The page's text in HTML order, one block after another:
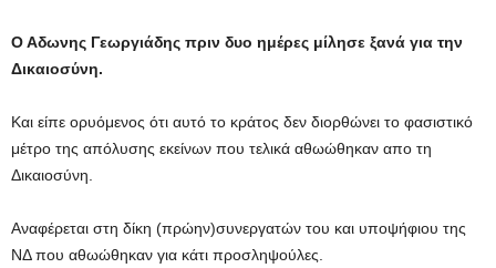
Ο Αδωνης Γεωργιάδης πριν δυο ημέρες μίλησε ξανά για την
Δικαιοσύνη.
Και είπε ορυόμενος ότι αυτό το κράτος δεν διορθώνει το φασιστικό
μέτρο της απόλυσης εκείνων που τελικά αθωώθηκαν απο τη
Δικαιοσύνη.
Αναφέρεται στη δίκη (πρώην)συνεργατών του και υποψήφιου της
ΝΔ που αθωώθηκαν για κάτι προσληψούλες.